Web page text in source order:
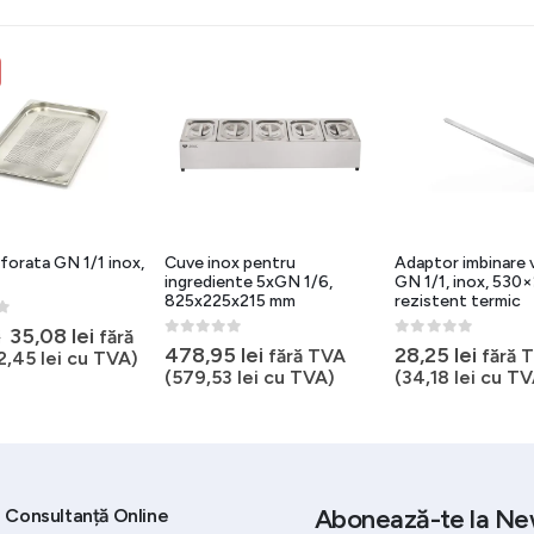
pentru
5xGN 1/6,
mm
lei fără TVA
Adaptor imbinare vaschete
GN 1/1, inox, 530×20 mm,
rezistent termic
0out of 5
28,25lei fără TVA
(34,18leicu TVA)
Capace tavi GN
pentru lingura
0out of 5
8,05lei–
Consultanță Online Abonează-te la